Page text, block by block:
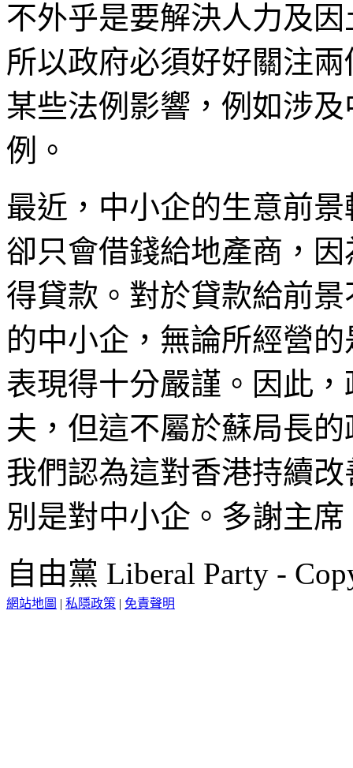
不外乎是要解決人力及
所以政府必須好好關注
某些法例影響，例如涉
例。
最近，中小企的生意前
卻只會借錢給地產商，
得貸款。對於貸款給前
的中小企，無論所經營
表現得十分嚴謹。因此
夫，但這不屬於蘇局長
我們認為這對香港持續
別是對中小企。多謝主席
自由黨 Liberal Party -
網站地圖 | 私隱政策 | 免責聲明